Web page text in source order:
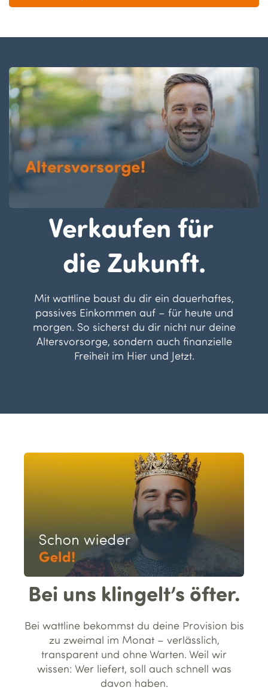
Verkaufen für
die Zukunft.
Mit wattline baust du dir ein dauerhaftes,
passives Einkommen auf – für heute und
morgen. So sicherst du dir nicht nur deine
Altersvorsorge, sondern auch finanzielle
Freiheit im Hier und Jetzt.
Bei uns klingelt’s öfter.
Bei wattline bekommst du deine Provision bis
zu zweimal im Monat – verlässlich,
transparent und ohne Warten. Weil wir
wissen: Wer liefert, soll auch schnell was
davon haben.